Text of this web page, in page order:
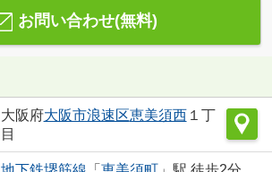
お問い合わせ(無料)
大阪府大阪市浪速区恵美須西１丁
目